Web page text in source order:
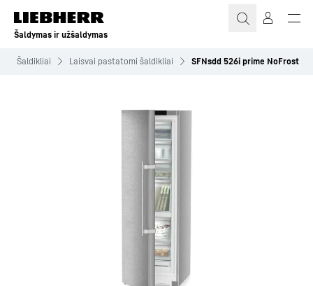
Šaldymas ir užšaldymas
Šaldikliai Laisvai pastatomi šaldikliai SFNsdd 526i prime NoFrost